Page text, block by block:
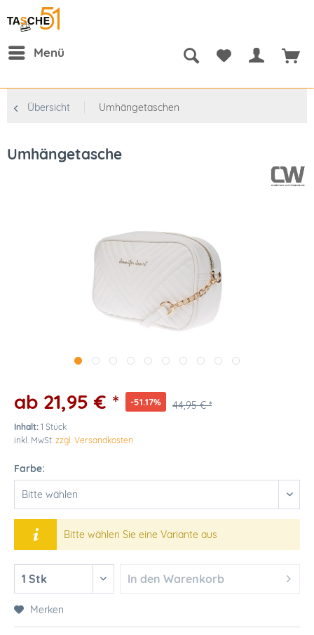
Menü
Übersicht Umhängetaschen
Umhängetasche
ab 21,95 € * -51.17% 44,95 € *
Inhalt: 1 Stück
inkl. MwSt. zzgl. Versandkosten
Farbe:
Bitte wählen Sie eine Variante aus
In den Warenkorb
Merken